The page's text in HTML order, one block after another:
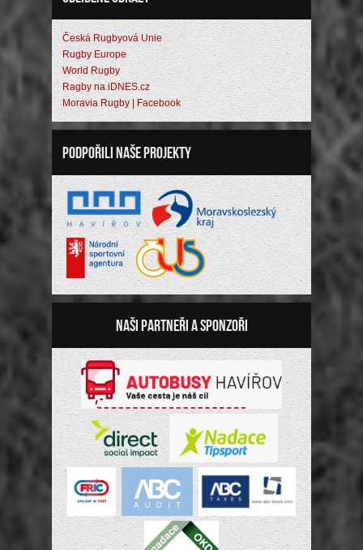
Česká Rugbyová Unie
Rugby Europe
World Rugby
Ragby na iDNES.cz
Moravia Rugby | Facebook
Podpořili naše projekty
Naši partneři a sponzoři